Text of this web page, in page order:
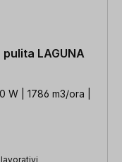
LAGUNA
W | 1786 m3/ora |